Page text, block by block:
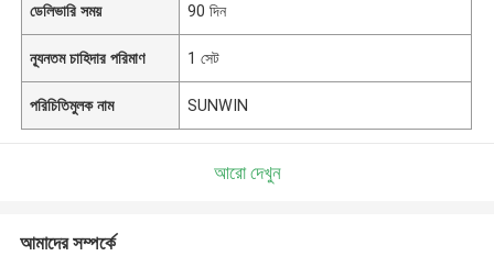
ডেলিভারি সময় 90 দিন
ন্যূনতম চাহিদার পরিমাণ 1 সেট
পরিচিতিমুলক নাম SUNWIN
আরো দেখুন
আমাদের সম্পর্কে